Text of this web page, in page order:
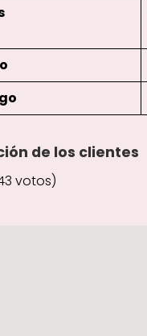
de los clientes
votos)